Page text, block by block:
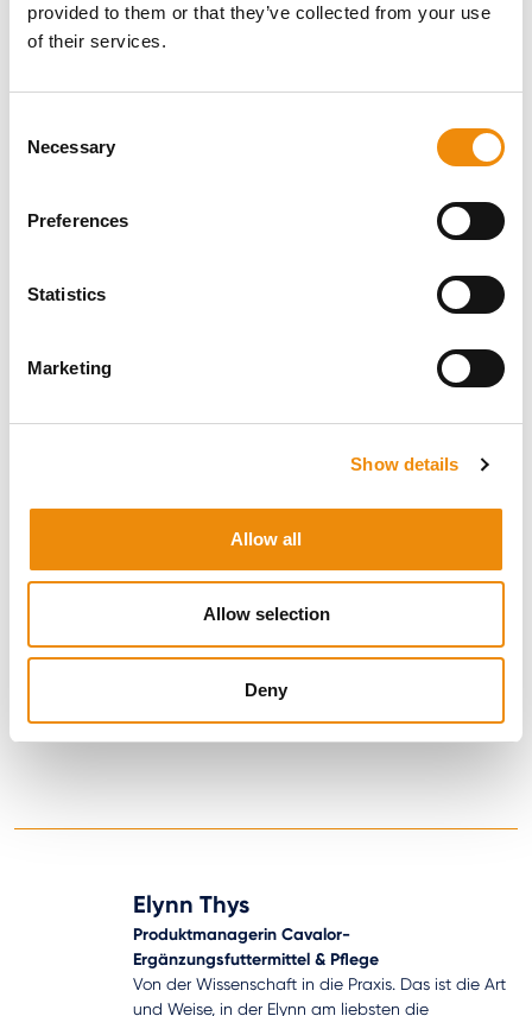
provided to them or that they’ve collected from your use
of their services.
Selection
Necessary
Preferences
Statistics
Marketing
Show details
Allow all
Allow selection
Deny
Elynn Thys
Produktmanagerin Cavalor-
Ergänzungsfuttermittel & Pflege
Von der Wissenschaft in die Praxis. Das ist die Art
und Weise, in der Elynn am liebsten die